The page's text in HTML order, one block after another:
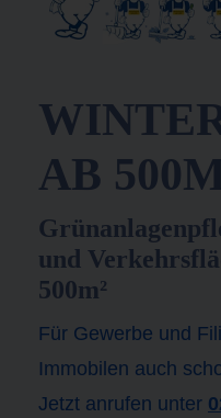
AB
und
500m²
Für Gewerbe und
Immobilen auch
Jetzt anrufen unter